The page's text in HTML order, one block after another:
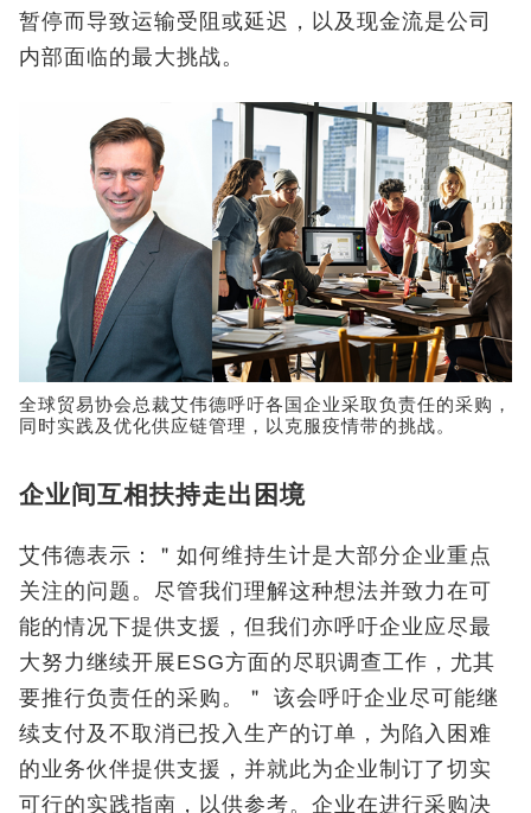
暂停而导致运输受阻或延迟，以及现金流是公司
内部面临的最大挑战。
全球贸易协会总裁艾伟德呼吁各国企业采取负责任的采购，
同时实践及优化供应链管理，以克服疫情带的挑战。
企业间互相扶持走出困境
艾伟德表示：＂如何维持生计是大部分企业重点
关注的问题。尽管我们理解这种想法并致力在可
能的情况下提供支援，但我们亦呼吁企业应尽最
大努力继续开展ESG方面的尽职调查工作，尤其
要推行负责任的采购。＂ 该会呼吁企业尽可能继
续支付及不取消已投入生产的订单，为陷入困难
的业务伙伴提供支援，并就此为企业制订了切实
可行的实践指南，以供参考。企业在进行采购决